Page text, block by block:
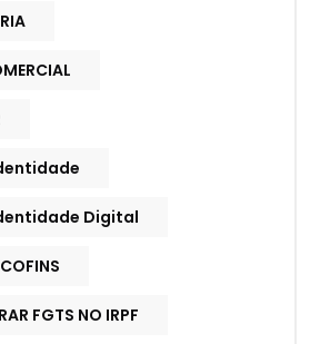
Digital
COFINS
FGTS NO IRPF